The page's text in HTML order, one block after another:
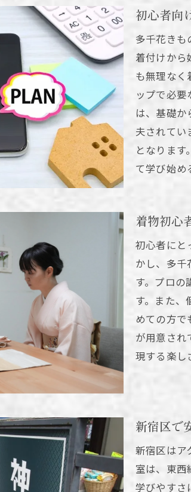
茶道を習っている方への
茶道の綺麗なお点前と普
所作や文化的背景を身に
着物を通して美意識を
初心者向
多千花きも
着付けから
も無理なく
ップで必
は、基礎
夫されてい
となりま
て学び始め
着物初心
初心者にと
かし、多千
す。プロの
す。また、
めての方で
が用意され
現する楽し
新宿区で
新宿区はア
室は、東西
学びやすさ